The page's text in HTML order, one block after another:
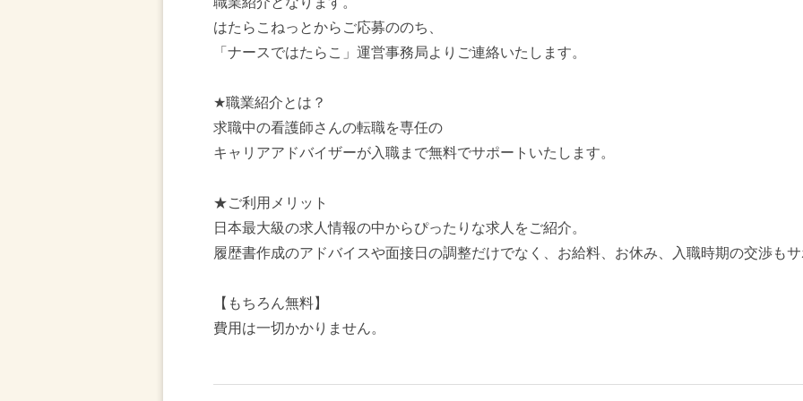
はたらこねっとからご応募ののち、
「ナースではたらこ」運営事務局よりご連絡いたします。
★職業紹介とは？
求職中の看護師さんの転職を専任の
キャリアアドバイザーが入職まで無料でサポートいたします。
★ご利用メリット
日本最大級の求人情報の中からぴったりな求人をご紹介。
履歴書作成のアドバイスや面接日の調整だけでなく、お給料、お休み、入職時期の交渉もサ
【もちろん無料】
費用は一切かかりません。